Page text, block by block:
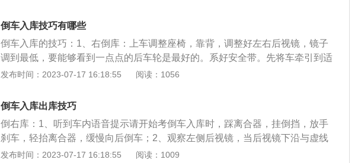
倒车至完成。只要掌握好以上几个要点，把握好打方向的时机，不要太早也不要
太晚，“非”字形停车位就不再可怕了。
倒车入库技巧有哪些
倒车入库的技巧：1、右倒库：上车调整座椅，靠背，调整好左右后视镜，镜子
调到最低，要能够看到一点点的后车轮是最好的。系好安全带。先将车牵引到适
当位置，挂倒挡，轻抬离合缓慢倒车，当车辆运行至左后视镜下沿碰到控制线
角出现时方向回正（如左前门把手已压到线，不要回方向直接一把倒进）3、方
向回正后，后退到左前门把手压在左边库线上时，再方向盘向右打死。4、当看
到左底线库角时方向盘回正，待车身垂直平行调正车身倒车入库，调正车身后看
左后视镜，当左后视镜壳下沿压在库前边线时停车。科目二考试注意事项：1、
上车第一件事，一定要将座椅和后视镜调整到适合自己的位置和状态，一定要系
发布时间：2023-07-17 16:18:55 阅读：1056
倒车入库出库技巧
倒右库：1、听到车内语音提示请开始考倒车入库时，踩离合器，挂倒挡，放手
刹车，轻抬离合器，缓慢向后倒车；2、观察左侧后视镜，当后视镜下沿与虚线
重合的时候，迅速向右打死方向；3、车子缓慢倒退过程中，观察右侧后视镜，
发布时间：2023-07-17 16:18:55 阅读：1009